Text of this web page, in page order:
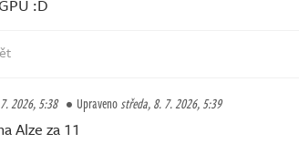
:D
2026, 5:38 Upravenostředa, 8. 7. 2026, 5:39
Alze za 11